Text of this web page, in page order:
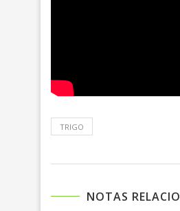
TRIGO
NOTAS